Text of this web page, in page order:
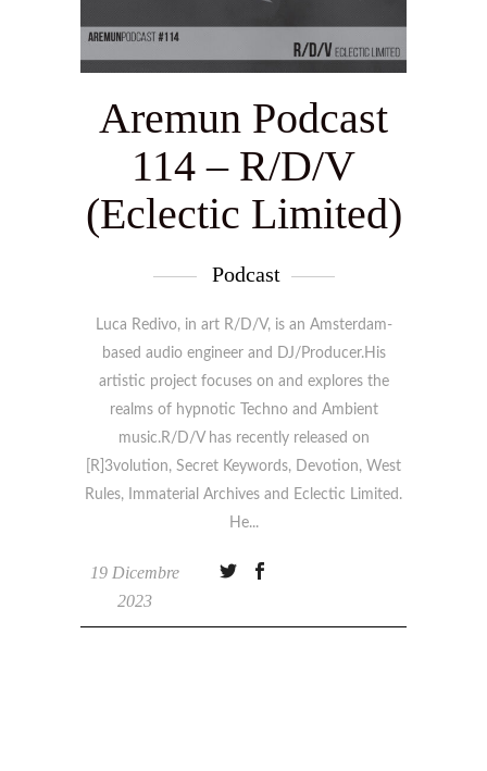
Aremun Podcast
114 – R/D/V
(Eclectic Limited)
Podcast
Luca Redivo, in art R/D/V, is an Amsterdam-
based audio engineer and DJ/Producer.His
artistic project focuses on and explores the
realms of hypnotic Techno and Ambient
music.R/D/V has recently released on
[R]3volution, Secret Keywords, Devotion, West
Rules, Immaterial Archives and Eclectic Limited.
He
19 Dicembre
2023